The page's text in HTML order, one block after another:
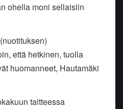
ohella moni sellaisiin
että hetkinen, tuolla
huomanneet, Hautamäki
taitteessa